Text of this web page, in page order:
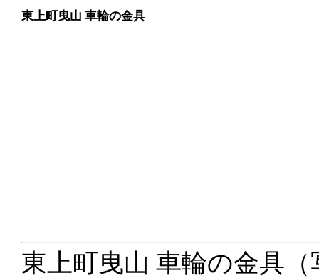
東上町曳山 車輪の金具
東上町曳山 車輪の金具